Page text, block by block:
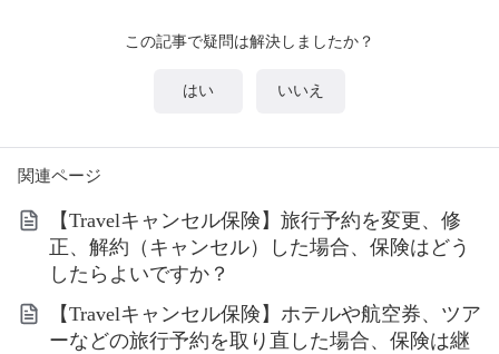
この記事で疑問は解決しましたか？
はい いいえ
関連ページ
【Travelキャンセル保険】旅行予約を変更、修
正、解約（キャンセル）した場合、保険はどう
したらよいですか？
【Travelキャンセル保険】ホテルや航空券、ツア
ーなどの旅行予約を取り直した場合、保険は継